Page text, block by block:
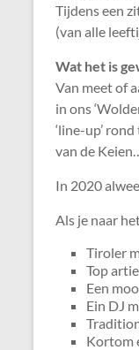
Tijdens een
(van alle
Wat het is
Van meet of
in ons
‘line-up’
van de
In 2020
Als je naar
Tiroler
Top
Een
Ein DJ
Kortom